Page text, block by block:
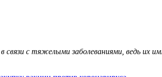
с тяжелыми заболеваниями, ведь их